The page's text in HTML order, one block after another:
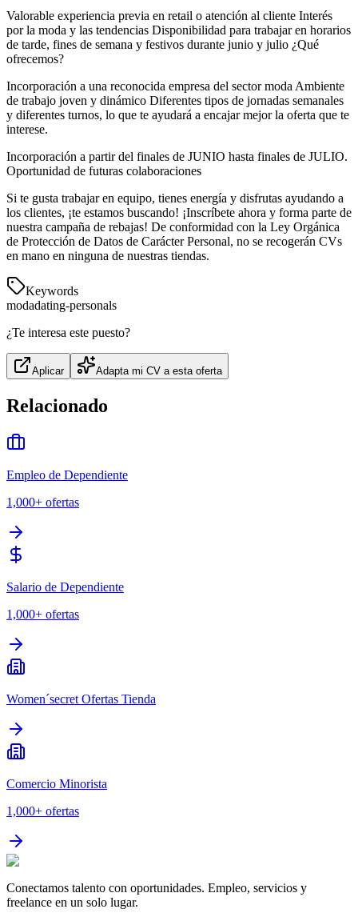
Valorable experiencia previa en retail o atención al cliente Interés
por la moda y las tendencias Disponibilidad para trabajar en horarios
de tarde, fines de semana y festivos durante junio y julio ¿Qué
ofrecemos?
Incorporación a una reconocida empresa del sector moda Ambiente
de trabajo joven y dinámico Diferentes tipos de jornadas semanales
y diferentes turnos, lo que te ayudará a encajar mejor la oferta que te
interese.
Incorporación a partir del finales de JUNIO hasta finales de JULIO.
Oportunidad de futuras colaboraciones
Si te gusta trabajar en equipo, tienes energía y disfrutas ayudando a
los clientes, ¡te estamos buscando! ¡Inscríbete ahora y forma parte de
nuestra campaña de rebajas! De conformidad con la Ley Orgánica
de Protección de Datos de Carácter Personal, no se recogerán CVs
en mano en ninguna de nuestras tiendas.
Keywords
modadating-personals
¿Te interesa este puesto?
Aplicar Adapta mi CV a esta oferta
Relacionado
Empleo de Dependiente
1,000+ ofertas
Salario de Dependiente
1,000+ ofertas
Women´secret Ofertas Tienda
Comercio Minorista
1,000+ ofertas
Conectamos talento con oportunidades. Empleo, servicios y
freelance en un solo lugar.